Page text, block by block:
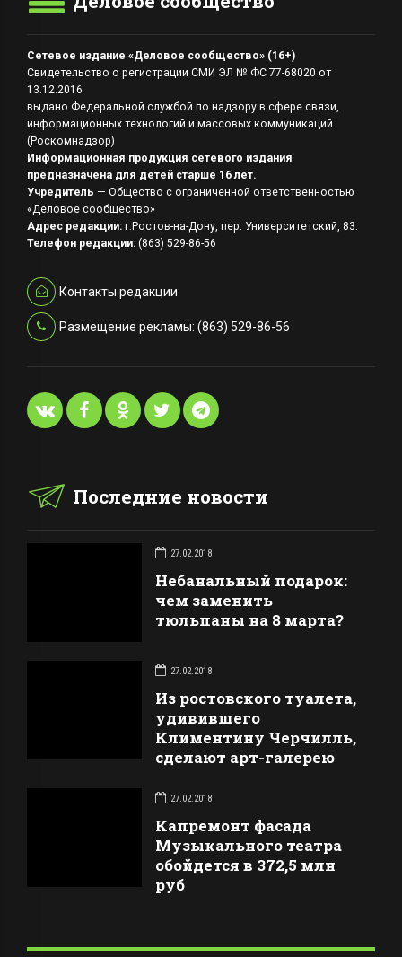
Сетевое издание «Деловое сообщество» (16+)
Свидетельство о регистрации СМИ ЭЛ № ФС 77-68020 от
13.12.2016
выдано Федеральной службой по надзору в сфере связи,
информационных технологий и массовых коммуникаций
(Роскомнадзор)
Информационная продукция сетевого издания
предназначена для детей старше 16 лет.
Учредитель — Общество с ограниченной ответственностью
«Деловое сообщество»
Адрес редакции: г.Ростов-на-Дону, пер. Университетский, 83.
Телефон редакции: (863) 529-86-56
Контакты редакции
Размещение рекламы: (863) 529-86-56
Последние новости
27.02.2018
Небанальный подарок:
чем заменить
тюльпаны на 8 марта?
27.02.2018
Из ростовского туалета,
удивившего
Климентину Черчилль,
сделают арт-галерею
27.02.2018
Капремонт фасада
Музыкального театра
обойдется в 372,5 млн
руб